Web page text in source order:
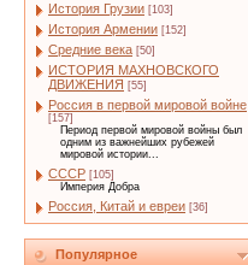
История Грузии [103]
История Армении [152]
Средние века [50]
ИСТОРИЯ МАХНОВСКОГО
ДВИЖЕНИЯ [55]
Россия в первой мировой войне
[157]
Период первой мировой войны был
одним из важнейших рубежей
мировой истории...
СССР [105]
Империя Добра
Россия, Китай и евреи [36]
Популярное